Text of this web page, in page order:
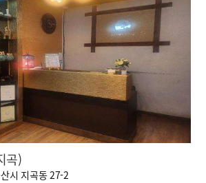
곡)
시 지곡동 27-2